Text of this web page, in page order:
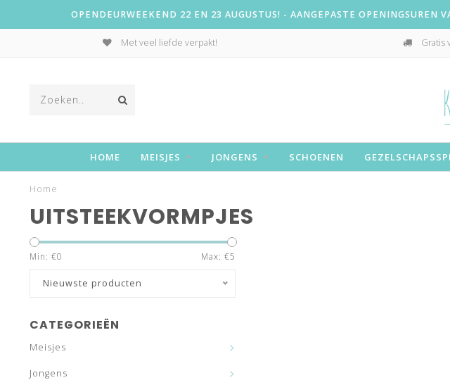
OPENDEURWEEKEND 22 EN 23 AUGUSTUS! - AANGEPASTE
Met veel liefde verpakt! Gratis
HOME MEISJES JONGENS SCHOENEN
Home
UITSTEEKVORMPJES
Min: €0 Max: €5
Nieuwste producten
CATEGORIEËN
Meisjes
Jongens